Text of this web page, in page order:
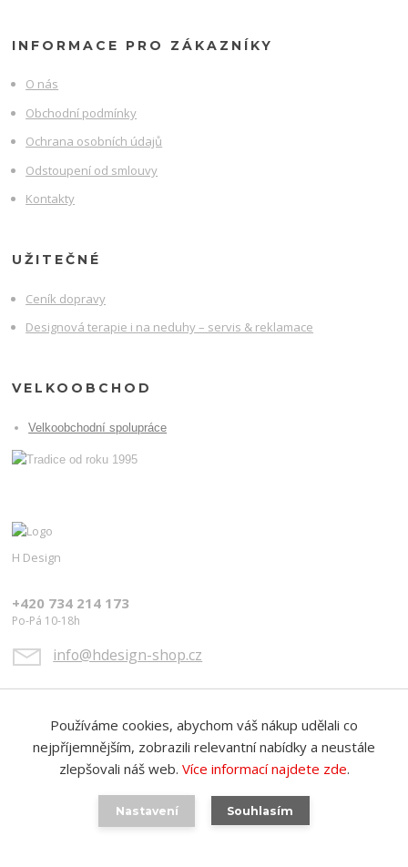
INFORMACE PRO ZÁKAZNÍKY
O nás
Obchodní podmínky
Ochrana osobních údajů
Odstoupení od smlouvy
Kontakty
UŽITEČNÉ
Ceník dopravy
Designová terapie i na neduhy – servis & reklamace
VELKOOBCHOD
Velkoobchodní spolupráce
H Design
+420 734 214 173
Po-Pá 10-18h
info@hdesign-shop.cz
Používáme cookies, abychom váš nákup udělali co
nejpříjemnějším, zobrazili relevantní nabídky a neustále
zlepšovali náš web. Více informací najdete zde.
Nastavení Souhlasím